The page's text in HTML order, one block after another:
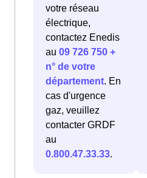
votre réseau
électrique,
contactez Enedis
au 09 726 750 +
n° de votre
département. En
cas d'urgence
gaz, veuillez
contacter GRDF
au
0.800.47.33.33.